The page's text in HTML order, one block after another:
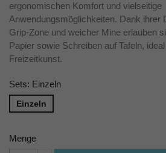
ergonomischen Komfort und vielseitige
Anwendungsmöglichkeiten. Dank ihrer
Grip-Zone und weicher Mine erlauben
Papier sowie Schreiben auf Tafeln,
Freizeitkunst.
Sets: Einzeln
Einzeln
Menge